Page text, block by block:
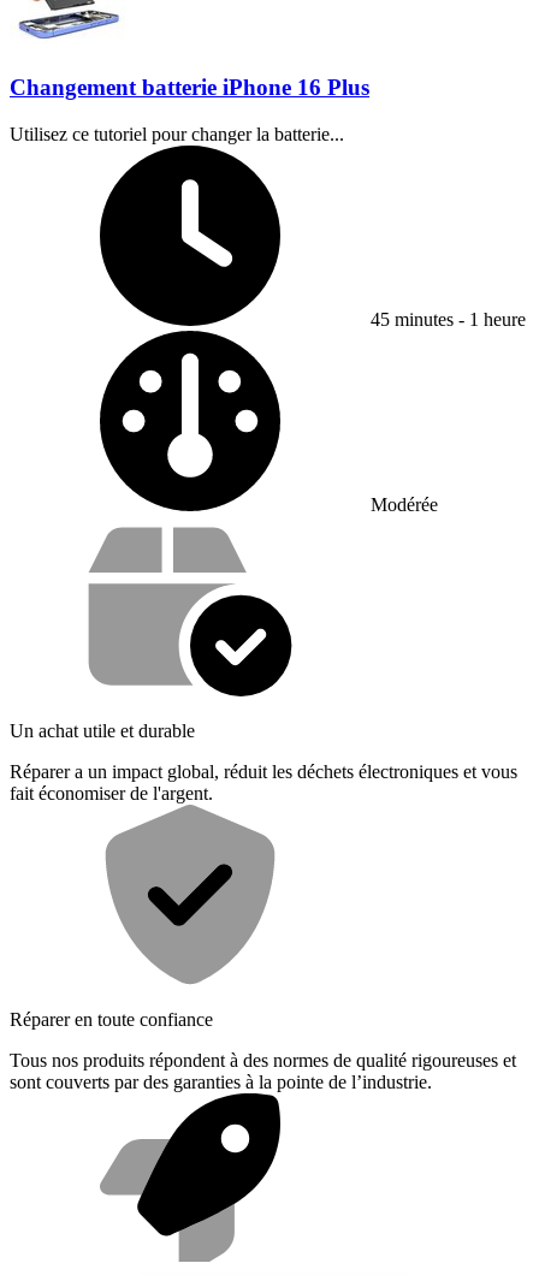
Changement batterie iPhone 16 Plus
Utilisez ce tutoriel pour changer la batterie...
45 minutes - 1 heure
Modérée
Vos avantages
Un achat utile et durable
Réparer a un impact global, réduit les déchets électroniques et vous
fait économiser de l'argent.
Réparer en toute confiance
Tous nos produits répondent à des normes de qualité rigoureuses et
sont couverts par des garanties à la pointe de l’industrie.